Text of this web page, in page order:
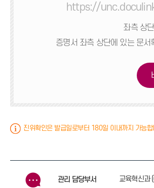
https://
좌측 상
증명서 좌측 상단에 있는 문서
진위확인은 발급일로부터 180일 이내까지 가능합
관리 담당부서 교육혁신